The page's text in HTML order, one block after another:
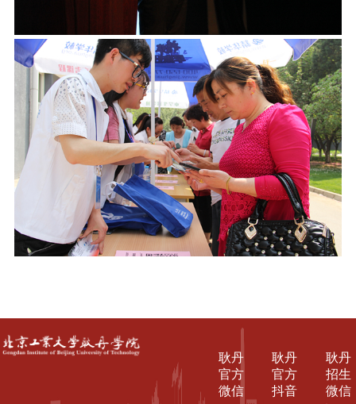
耿丹
招生
微信
耿丹
官方
抖音
耿丹
官方
微信